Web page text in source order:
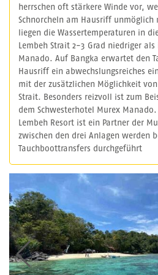
herrschen oft stärkere Winde vor,
Schnorcheln am Hausriff unmöglich
liegen die Wassertemperaturen in
Lembeh Strait 2-3 Grad niedriger
Manado. Auf Bangka erwartet den
Hausriff ein abwechslungsreiches
mit der zusätzlichen Möglichkeit
Strait. Besonders reizvoll ist zum
dem Schwesterhotel Murex
Lembeh Resort ist ein Partner der
zwischen den drei Anlagen werden
Tauchboottransfers durchgeführt